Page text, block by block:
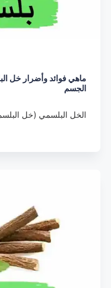
ماهي فوائد وأضرار خل
الجسم
الخل البلسمي (خل